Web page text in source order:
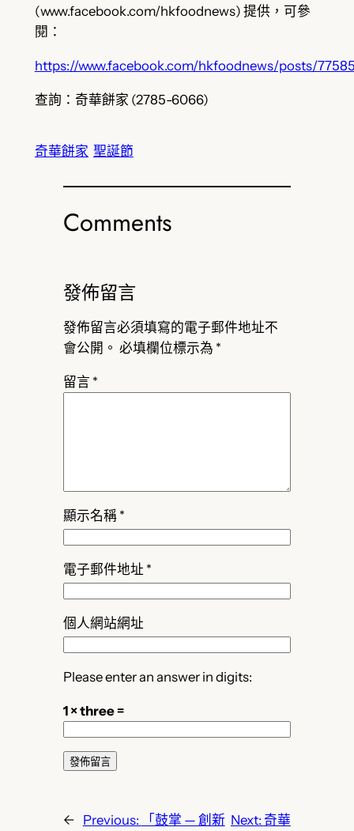
(www.facebook.com/hkfoodnews) 提供，可參
閱：
https://www.facebook.com/hkfoodnews/posts/
查詢：奇華餅家 (2785-6066)
奇華餅家 聖誕節
Comments
發佈留言
發佈留言必須填寫的電子郵件地址不
會公開。 必填欄位標示為 *
留言 *
顯示名稱 *
電子郵件地址 *
個人網站網址
Please enter an answer in digits:
1 × three =
← Previous:
「鼓掌 — 創新 Next: 奇華